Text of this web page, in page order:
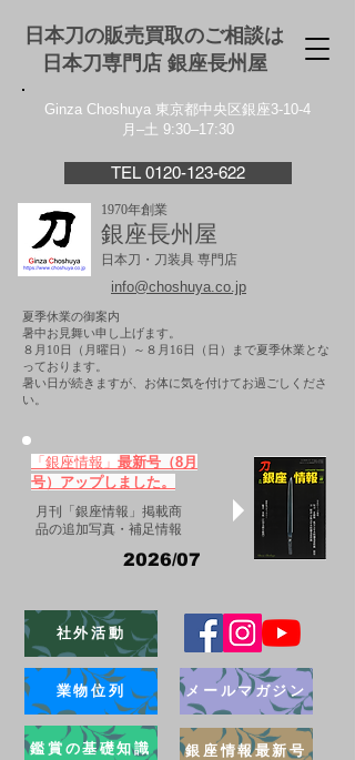
日本刀の販売買取のご相談は
日本刀専門店 銀座⻑州屋
Ginza Choshuya 東京都中央区銀座3-10-4
月–土 9:30–17:30
TEL 0120-123-622
1970年創業
銀座長州屋
日本刀・刀装具 専門店
info@choshuya.co.jp
夏季休業の御案内
暑中お見舞い申し上げます。
８月10日（月曜日）～８月16日（日）まで夏季休業とな
っております。
​暑い日が続きますが、お体に気を付けてお過ごしくださ
い。
「銀座情報」 最新号（8月
号）アップしました。
月刊「銀座情報」掲載商
品の追加写真・補足情報
2026/07
社外活動
業物位列
鑑賞の基礎知識
メールマガジン
銀座情報最新号